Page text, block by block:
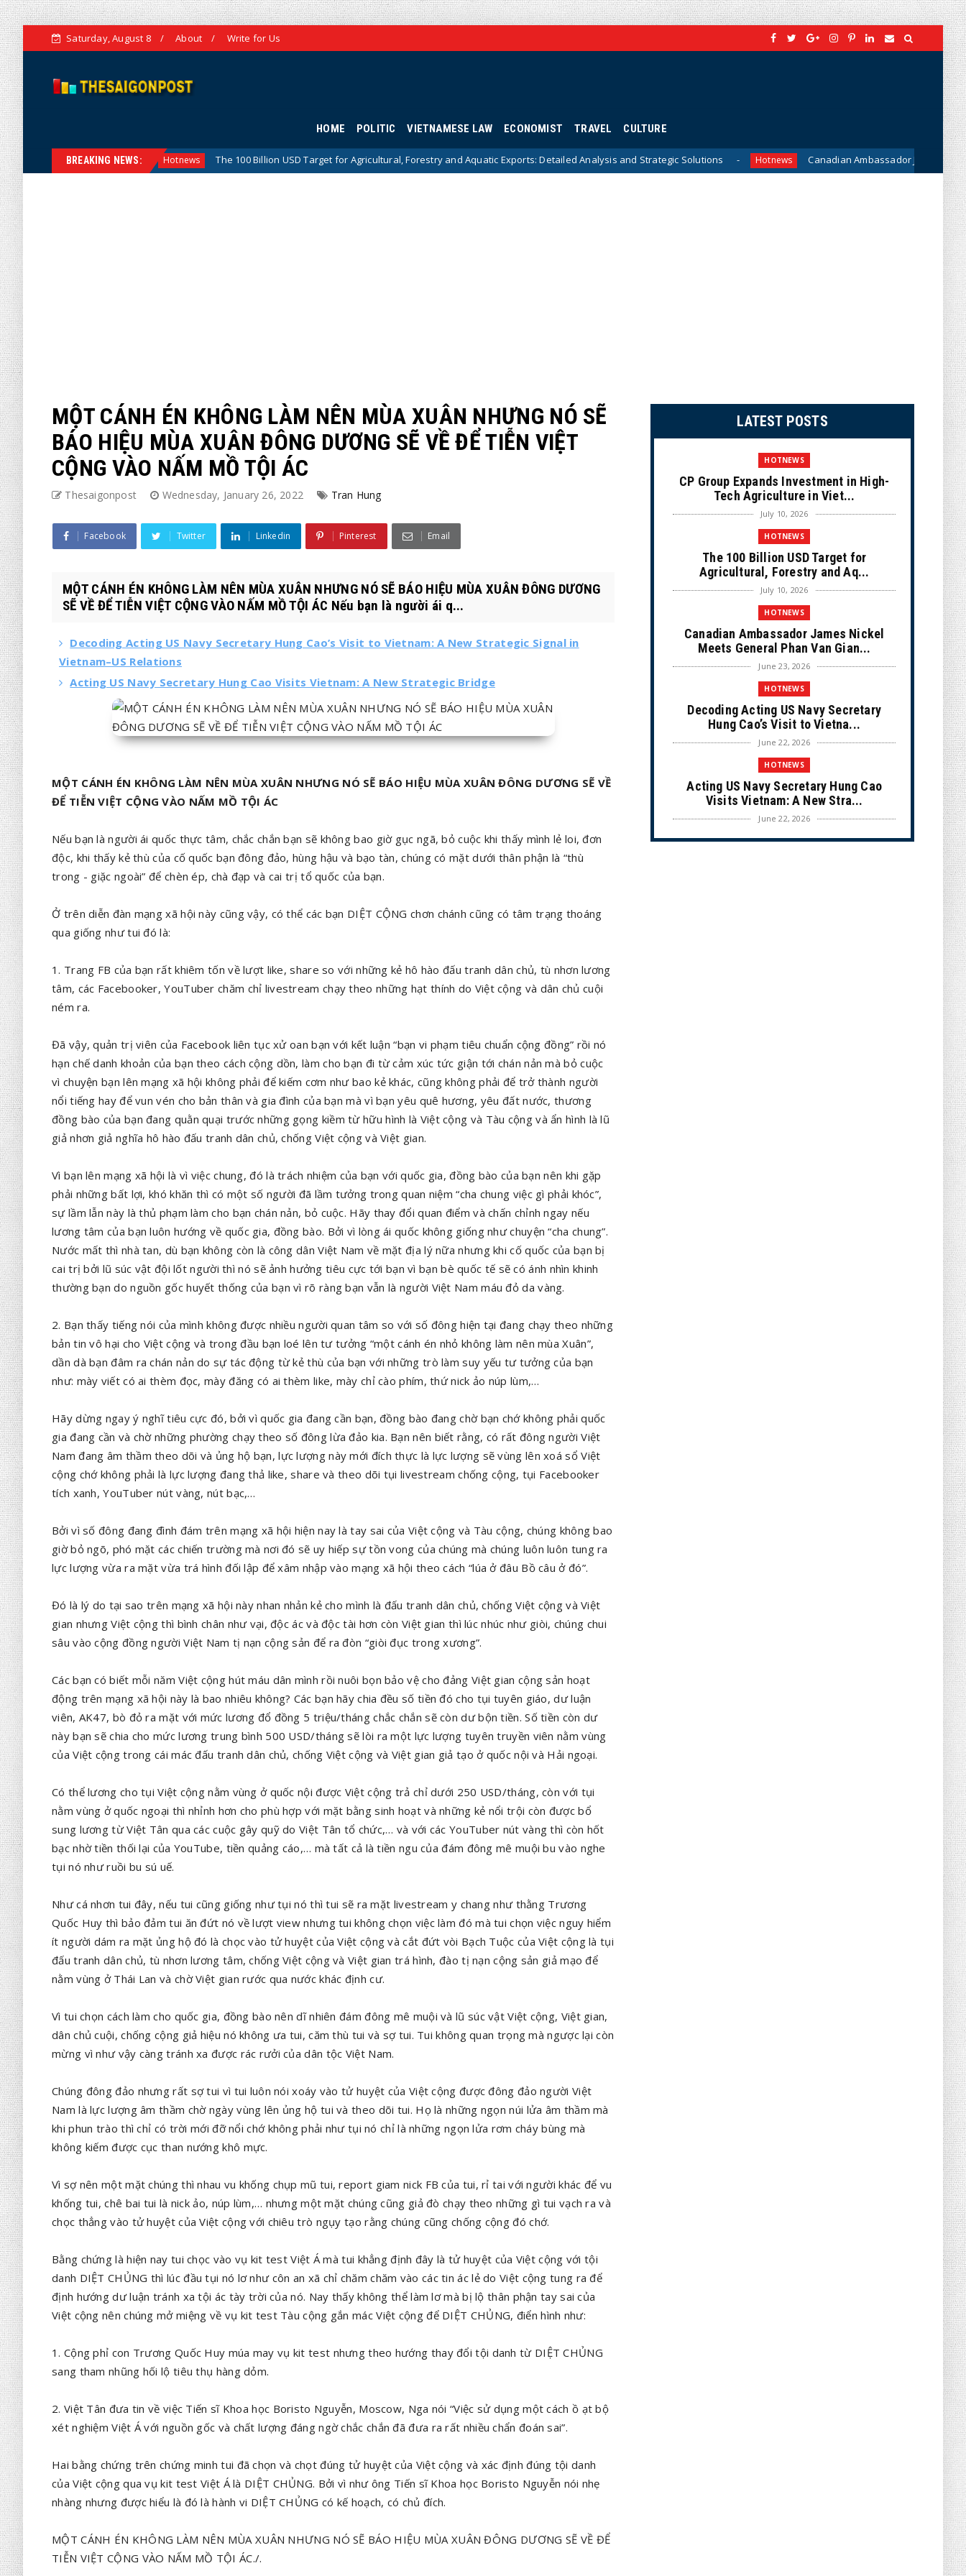
Saturday, August 8 About Write for Us
HOME POLITIC VIETNAMESE LAW ECONOMIST TRAVEL CULTURE
BREAKING NEWS:
Vision Hotnews The 100 Billion USD Target for Agricultural, Forestry and Aquatic Exports: Detailed Analysis and Strategic Solutions Hotnews Canadian Ambassador James Nickel Meets
MỘT CÁNH ÉN KHÔNG LÀM NÊN MÙA XUÂN NHƯNG NÓ SẼ
BÁO HIỆU MÙA XUÂN ĐÔNG DƯƠNG SẼ VỀ ĐỂ TIỄN VIỆT
CỘNG VÀO NẤM MỒ TỘI ÁC
Thesaigonpost Wednesday, January 26, 2022 Tran Hung
Facebook Twitter Linkedin Pinterest Email
MỘT CÁNH ÉN KHÔNG LÀM NÊN MÙA XUÂN NHƯNG NÓ SẼ BÁO HIỆU MÙA XUÂN ĐÔNG DƯƠNG
SẼ VỀ ĐỂ TIỄN VIỆT CỘNG VÀO NẤM MỒ TỘI ÁC Nếu bạn là người ái q...
Decoding Acting US Navy Secretary Hung Cao’s Visit to Vietnam: A New Strategic Signal in
Vietnam–US Relations
Acting US Navy Secretary Hung Cao Visits Vietnam: A New Strategic Bridge
MỘT CÁNH ÉN KHÔNG LÀM NÊN MÙA XUÂN NHƯNG NÓ SẼ BÁO HIỆU MÙA XUÂN ĐÔNG DƯƠNG SẼ VỀ
ĐỂ TIỄN VIỆT CỘNG VÀO NẤM MỒ TỘI ÁC
Nếu bạn là người ái quốc thực tâm, chắc chắn bạn sẽ không bao giờ gục ngã, bỏ cuộc khi thấy mình lẻ loi, đơn
độc, khi thấy kẻ thù của cố quốc bạn đông đảo, hùng hậu và bạo tàn, chúng có mặt dưới thân phận là “thù
trong - giặc ngoài” để chèn ép, chà đạp và cai trị tổ quốc của bạn.
Ở trên diễn đàn mạng xã hội này cũng vậy, có thể các bạn DIỆT CỘNG chơn chánh cũng có tâm trạng thoáng
qua giống như tui đó là:
1. Trang FB của bạn rất khiêm tốn về lượt like, share so với những kẻ hô hào đấu tranh dân chủ, tù nhơn lương
tâm, các Facebooker, YouTuber chăm chỉ livestream chạy theo những hạt thính do Việt cộng và dân chủ cuội
ném ra.
Đã vậy, quản trị viên của Facebook liên tục xử oan bạn với kết luận “bạn vi phạm tiêu chuẩn cộng đồng” rồi nó
hạn chế danh khoản của bạn theo cách cộng dồn, làm cho bạn đi từ cảm xúc tức giận tới chán nản mà bỏ cuộc
vì chuyện bạn lên mạng xã hội không phải để kiếm cơm như bao kẻ khác, cũng không phải để trở thành người
nổi tiếng hay để vun vén cho bản thân và gia đình của bạn mà vì bạn yêu quê hương, yêu đất nước, thương
đồng bào của bạn đang quằn quại trước những gọng kiềm từ hữu hình là Việt cộng và Tàu cộng và ẩn hình là lũ
giả nhơn giả nghĩa hô hào đấu tranh dân chủ, chống Việt cộng và Việt gian.
Vì bạn lên mạng xã hội là vì việc chung, đó là trách nhiệm của bạn với quốc gia, đồng bào của bạn nên khi gặp
phải những bất lợi, khó khăn thì có một số người đã lầm tưởng trong quan niệm “cha chung việc gì phải khóc”,
sự lầm lẫn này là thủ phạm làm cho bạn chán nản, bỏ cuộc. Hãy thay đổi quan điểm và chấn chỉnh ngay nếu
lương tâm của bạn luôn hướng về quốc gia, đồng bào. Bởi vì lòng ái quốc không giống như chuyện “cha chung”.
Nước mất thì nhà tan, dù bạn không còn là công dân Việt Nam về mặt địa lý nữa nhưng khi cố quốc của bạn bị
cai trị bởi lũ súc vật đội lốt người thì nó sẽ ảnh hưởng tiêu cực tới bạn vì bạn bè quốc tế sẽ có ánh nhìn khinh
thường bạn do nguồn gốc huyết thống của bạn vì rõ ràng bạn vẫn là người Việt Nam máu đỏ da vàng.
2. Bạn thấy tiếng nói của mình không được nhiều người quan tâm so với số đông hiện tại đang chạy theo những
bản tin vô hại cho Việt cộng và trong đầu bạn loé lên tư tưởng “một cánh én nhỏ không làm nên mùa Xuân”,
dần dà bạn đâm ra chán nản do sự tác động từ kẻ thù của bạn với những trò làm suy yếu tư tưởng của bạn
như: mày viết có ai thèm đọc, mày đăng có ai thèm like, mày chỉ cào phím, thứ nick ảo núp lùm,…
Hãy dừng ngay ý nghĩ tiêu cực đó, bởi vì quốc gia đang cần bạn, đồng bào đang chờ bạn chớ không phải quốc
gia đang cần và chờ những phường chạy theo số đông lừa đảo kia. Bạn nên biết rằng, có rất đông người Việt
Nam đang âm thầm theo dõi và ủng hộ bạn, lực lượng này mới đích thực là lực lượng sẽ vùng lên xoá sổ Việt
cộng chớ không phải là lực lượng đang thả like, share và theo dõi tụi livestream chống cộng, tụi Facebooker
tích xanh, YouTuber nút vàng, nút bạc,…
Bởi vì số đông đang đình đám trên mạng xã hội hiện nay là tay sai của Việt cộng và Tàu cộng, chúng không bao
giờ bỏ ngõ, phó mặt các chiến trường mà nơi đó sẽ uy hiếp sự tồn vong của chúng mà chúng luôn luôn tung ra
lực lượng vừa ra mặt vừa trá hình đối lập để xâm nhập vào mạng xã hội theo cách “lúa ở đâu Bồ câu ở đó”.
Đó là lý do tại sao trên mạng xã hội này nhan nhản kẻ cho mình là đấu tranh dân chủ, chống Việt cộng và Việt
gian nhưng Việt cộng thì bình chân như vại, độc ác và độc tài hơn còn Việt gian thì lúc nhúc như giòi, chúng chui
sâu vào cộng đồng người Việt Nam tị nạn cộng sản để ra đòn “giòi đục trong xương”.
Các bạn có biết mỗi năm Việt cộng hút máu dân mình rồi nuôi bọn bảo vệ cho đảng Việt gian cộng sản hoạt
động trên mạng xã hội này là bao nhiêu không? Các bạn hãy chia đều số tiền đó cho tụi tuyên giáo, dư luận
viên, AK47, bò đỏ ra mặt với mức lương đổ đồng 5 triệu/tháng chắc chắn sẽ còn dư bộn tiền. Số tiền còn dư
này bạn sẽ chia cho mức lương trung bình 500 USD/tháng sẽ lòi ra một lực lượng tuyên truyền viên nằm vùng
của Việt cộng trong cái mác đấu tranh dân chủ, chống Việt cộng và Việt gian giả tạo ở quốc nội và Hải ngoại.
Có thể lương cho tụi Việt cộng nằm vùng ở quốc nội được Việt cộng trả chỉ dưới 250 USD/tháng, còn với tụi
nằm vùng ở quốc ngoại thì nhỉnh hơn cho phù hợp với mặt bằng sinh hoạt và những kẻ nổi trội còn được bổ
sung lương từ Việt Tân qua các cuộc gây quỹ do Việt Tân tổ chức,… và với các YouTuber nút vàng thì còn hốt
bạc nhờ tiền thối lại của YouTube, tiền quảng cáo,… mà tất cả là tiền ngu của đám đông mê muội bu vào nghe
tụi nó như ruồi bu sú uế.
Như cá nhơn tui đây, nếu tui cũng giống như tụi nó thì tui sẽ ra mặt livestream y chang như thằng Trương
Quốc Huy thì bảo đảm tui ăn đứt nó về lượt view nhưng tui không chọn việc làm đó mà tui chọn việc nguy hiểm
ít người dám ra mặt ủng hộ đó là chọc vào tử huyệt của Việt cộng và cắt đứt vòi Bạch Tuộc của Việt cộng là tụi
đấu tranh dân chủ, tù nhơn lương tâm, chống Việt cộng và Việt gian trá hình, đào tị nạn cộng sản giả mạo để
nằm vùng ở Thái Lan và chờ Việt gian rước qua nước khác định cư.
Vì tui chọn cách làm cho quốc gia, đồng bào nên dĩ nhiên đám đông mê muội và lũ súc vật Việt cộng, Việt gian,
dân chủ cuội, chống cộng giả hiệu nó không ưa tui, căm thù tui và sợ tui. Tui không quan trọng mà ngược lại còn
mừng vì như vậy càng tránh xa được rác rưởi của dân tộc Việt Nam.
Chúng đông đảo nhưng rất sợ tui vì tui luôn nói xoáy vào tử huyệt của Việt cộng được đông đảo người Việt
Nam là lực lượng âm thầm chờ ngày vùng lên ủng hộ tui và theo dõi tui. Họ là những ngọn núi lửa âm thầm mà
khi phun trào thì chỉ có trời mới đỡ nổi chớ không phải như tụi nó chỉ là những ngọn lửa rơm cháy bùng mà
không kiếm được cục than nướng khô mực.
Vì sợ nên một mặt chúng thì nhau vu khống chụp mũ tui, report giam nick FB của tui, rỉ tai với người khác để vu
khống tui, chê bai tui là nick ảo, núp lùm,… nhưng một mặt chúng cũng giả đò chạy theo những gì tui vạch ra và
chọc thẳng vào tử huyệt của Việt cộng với chiêu trò ngụy tạo rằng chúng cũng chống cộng đó chớ.
Bằng chứng là hiện nay tui chọc vào vụ kit test Việt Á mà tui khẳng định đây là tử huyệt của Việt cộng với tội
danh DIỆT CHỦNG thì lúc đầu tụi nó lơ như côn an xã chỉ chăm chăm vào các tin ác lẻ do Việt cộng tung ra để
định hướng dư luận tránh xa tội ác tày trời của nó. Nay thấy không thể làm lơ mà bị lộ thân phận tay sai của
Việt cộng nên chúng mở miệng về vụ kit test Tàu cộng gắn mác Việt cộng để DIỆT CHỦNG, điển hình như:
1. Cộng phỉ con Trương Quốc Huy múa may vụ kit test nhưng theo hướng thay đổi tội danh từ DIỆT CHỦNG
sang tham nhũng hối lộ tiêu thụ hàng dỏm.
2. Việt Tân đưa tin về việc Tiến sĩ Khoa học Boristo Nguyễn, Moscow, Nga nói “Việc sử dụng một cách ồ ạt bộ
xét nghiệm Việt Á với nguồn gốc và chất lượng đáng ngờ chắc chắn đã đưa ra rất nhiều chẩn đoán sai”.
Hai bằng chứng trên chứng minh tui đã chọn và chọt đúng tử huyệt của Việt cộng và xác định đúng tội danh
của Việt cộng qua vụ kit test Việt Á là DIỆT CHỦNG. Bởi vì như ông Tiến sĩ Khoa học Boristo Nguyễn nói nhẹ
nhàng nhưng được hiểu là đó là hành vi DIỆT CHỦNG có kế hoạch, có chủ đích.
MỘT CÁNH ÉN KHÔNG LÀM NÊN MÙA XUÂN NHƯNG NÓ SẼ BÁO HIỆU MÙA XUÂN ĐÔNG DƯƠNG SẼ VỀ ĐỂ
TIỄN VIỆT CỘNG VÀO NẤM MỒ TỘI ÁC./.
LATEST POSTS
HOTNEWS
CP Group Expands Investment in High-
Tech Agriculture in Viet...
July 10, 2026
HOTNEWS
The 100 Billion USD Target for
Agricultural, Forestry and Aq...
July 10, 2026
HOTNEWS
Canadian Ambassador James Nickel
Meets General Phan Van Gian...
June 23, 2026
HOTNEWS
Decoding Acting US Navy Secretary
Hung Cao’s Visit to Vietna...
June 22, 2026
HOTNEWS
Acting US Navy Secretary Hung Cao
Visits Vietnam: A New Stra...
June 22, 2026
CULTURE